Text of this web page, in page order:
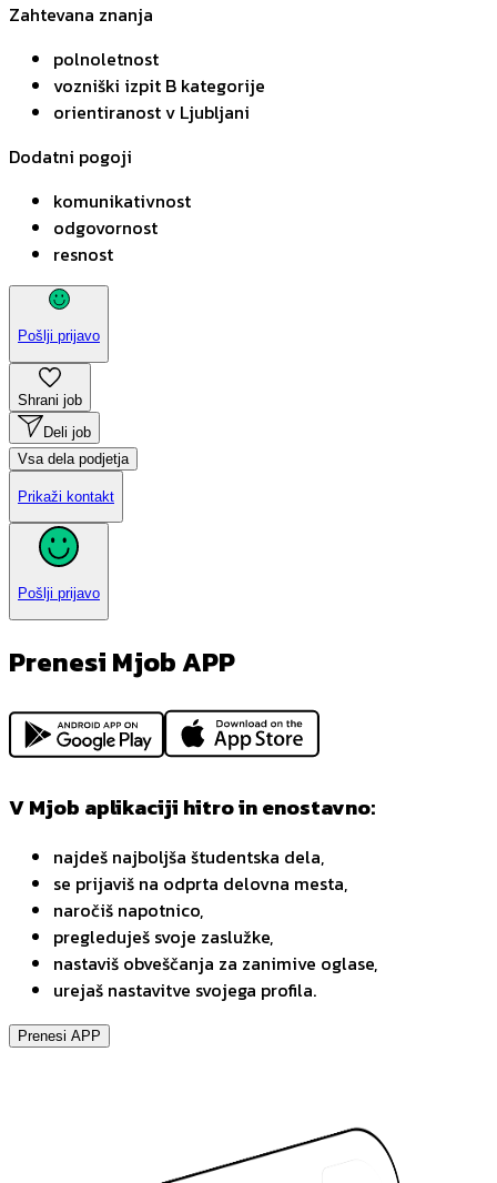
Zahtevana znanja
polnoletnost
vozniški izpit B kategorije
orientiranost v Ljubljani
Dodatni pogoji
komunikativnost
odgovornost
resnost
Pošlji prijavo
Shrani job
Deli job
Vsa dela podjetja
Prikaži kontakt
Pošlji prijavo
Prenesi Mjob APP
V Mjob aplikaciji hitro in enostavno:
najdeš najboljša študentska dela,
se prijaviš na odprta delovna mesta,
naročiš napotnico,
pregleduješ svoje zaslužke,
nastaviš obveščanja za zanimive oglase,
urejaš nastavitve svojega profila.
Prenesi APP